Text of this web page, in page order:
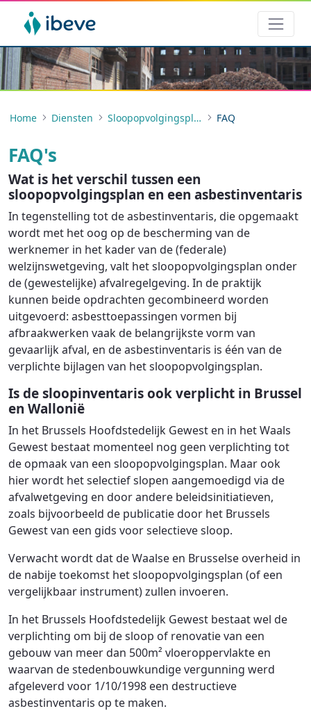
Home Diensten Sloopopvolgingsplan FAQ
FAQ's
Wat is het verschil tussen een
sloopopvolgingsplan en een asbestinventaris
In tegenstelling tot de asbestinventaris, die opgemaakt
wordt met het oog op de bescherming van de
werknemer in het kader van de (federale)
welzijnswetgeving, valt het sloopopvolgingsplan onder
de (gewestelijke) afvalregelgeving. In de praktijk
kunnen beide opdrachten gecombineerd worden
uitgevoerd: asbesttoepassingen vormen bij
afbraakwerken vaak de belangrijkste vorm van
gevaarlijk afval, en de asbestinventaris is één van de
verplichte bijlagen van het sloopopvolgingsplan.
Is de sloopinventaris ook verplicht in Brussel
en Wallonië
In het Brussels Hoofdstedelijk Gewest en in het Waals
Gewest bestaat momenteel nog geen verplichting tot
de opmaak van een sloopopvolgingsplan. Maar ook
hier wordt het selectief slopen aangemoedigd via de
afvalwetgeving en door andere beleidsinitiatieven,
zoals bijvoorbeeld de publicatie door het Brussels
Gewest van een gids voor selectieve sloop.
Verwacht wordt dat de Waalse en Brusselse overheid in
de nabije toekomst het sloopopvolgingsplan (of een
vergelijkbaar instrument) zullen invoeren.
In het Brussels Hoofdstedelijk Gewest bestaat wel de
verplichting om bij de sloop of renovatie van een
gebouw van meer dan 500m² vloeroppervlakte en
waarvan de stedenbouwkundige vergunning werd
afgeleverd voor 1/10/1998 een destructieve
asbestinventaris op te maken.